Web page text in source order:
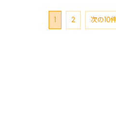
1 2 次の10